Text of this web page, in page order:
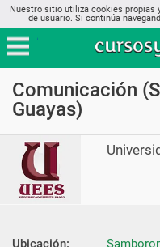
Nuestro sitio utiliza cookies propias
de usuario. Si continúa
Comunicación
Guayas)
Ubicación: